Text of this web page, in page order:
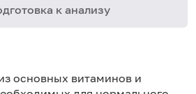
к анализу
основных витаминов и